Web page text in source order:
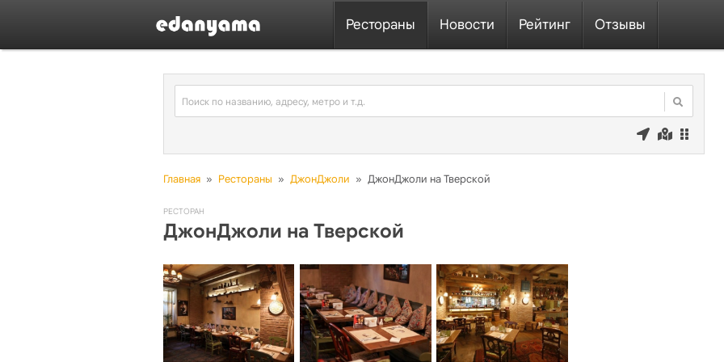
Рестораны Новости Рейтинг Отзывы
Главная » Рестораны » ДжонДжоли » ДжонДжоли на Тверской
РЕСТОРАН
ДжонДжоли на Тверской